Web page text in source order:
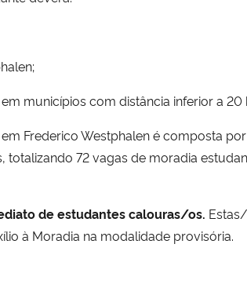
municípios com distância inferior a 20
Frederico Westphalen é composta
72 vagas de moradia
de estudantes calouras/os.
à Moradia na modalidade provisória.